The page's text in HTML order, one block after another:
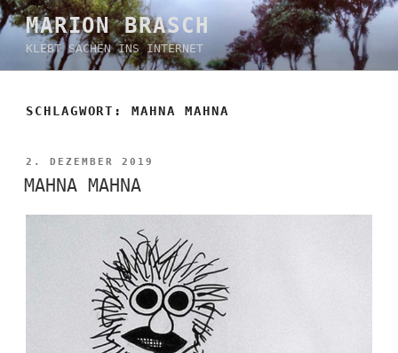
Zum
Inhalt
springen
MARION BRASCH
KLEBT SACHEN INS INTERNET
SCHLAGWORT:MAHNA MAHNA
VERÖFFENTLICHT
AM
2. DEZEMBER 2019
MAHNA MAHNA